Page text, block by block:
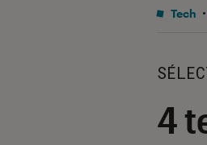
Tech
4